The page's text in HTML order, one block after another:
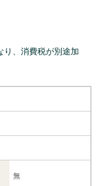
、消費税が別途加
無